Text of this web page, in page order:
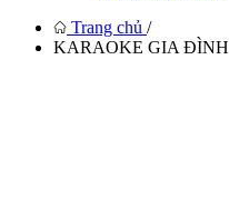
Trang chủ /
KARAOKE GIA ĐÌNH